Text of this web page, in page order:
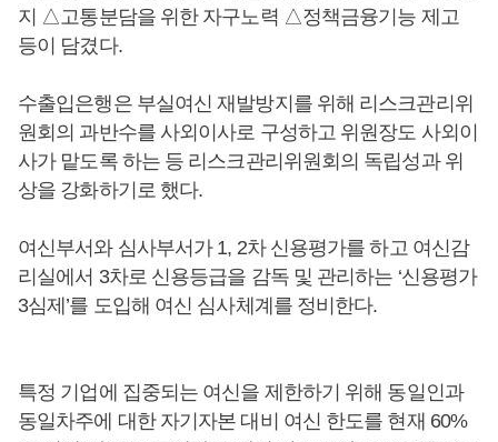
지 △고통분담을 위한 자구노력 △정책금융기능 제고
등이 담겼다.
수출입은행은 부실여신 재발방지를 위해 리스크관리위
원회의 과반수를 사외이사로 구성하고 위원장도 사외이
사가 맡도록 하는 등 리스크관리위원회의 독립성과 위
상을 강화하기로 했다.
여신부서와 심사부서가 1, 2차 신용평가를 하고 여신감
리실에서 3차로 신용등급을 감독 및 관리하는 ‘신용평가
3심제’를 도입해 여신 심사체계를 정비한다.
특정 기업에 집중되는 여신을 제한하기 위해 동일인과
동일차주에 대한 자기자본 대비 여신 한도를 현재 60%